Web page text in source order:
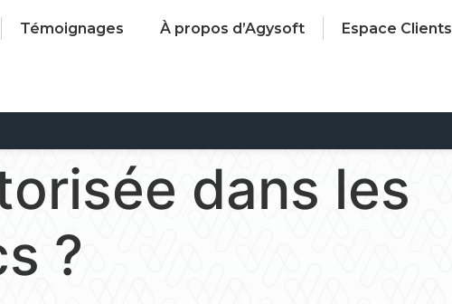
Témoignages À propos d’Agysoft Espace Clients
dans les
?